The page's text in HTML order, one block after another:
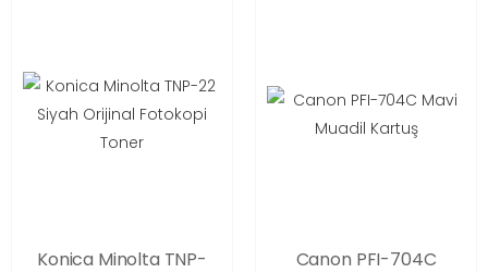
Konica Minolta TNP-
Canon PFI-704C